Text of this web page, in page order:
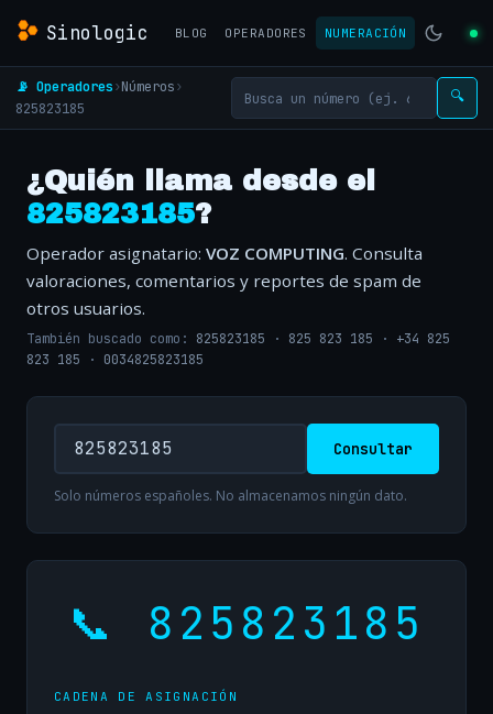
Sinologic BLOG OPERADORES NUMERACIÓN
📡 Operadores›Números›
825823185
🔍
¿Quién llama desde el
825823185?
Operador asignatario: VOZ COMPUTING. Consulta
valoraciones, comentarios y reportes de spam de
otros usuarios.
También buscado como: 825823185 · 825 823 185 · +34 825
823 185 · 0034825823185
Consultar
Solo números españoles. No almacenamos ningún dato.
📞 825823185
CADENA DE ASIGNACIÓN